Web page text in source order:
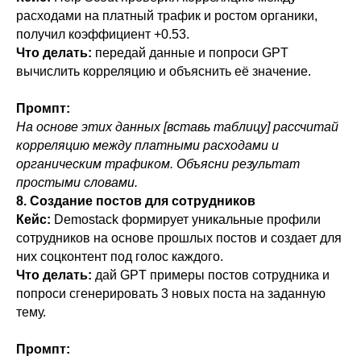
расходами на платный трафик и ростом органики,
получил коэффициент +0.53.
Что делать: передай данные и попроси GPT
вычислить корреляцию и объяснить её значение.
Промпт:
На основе этих данных [вставь таблицу] рассчитай
корреляцию между платными расходами и
органическим трафиком. Объясни результат
простыми словами.
8. Создание постов для сотрудников
Кейс: Demostack формирует уникальные профили
сотрудников на основе прошлых постов и создает для
них соцконтент под голос каждого.
Что делать: дай GPT примеры постов сотрудника и
попроси сгенерировать 3 новых поста на заданную
тему.
Промпт: